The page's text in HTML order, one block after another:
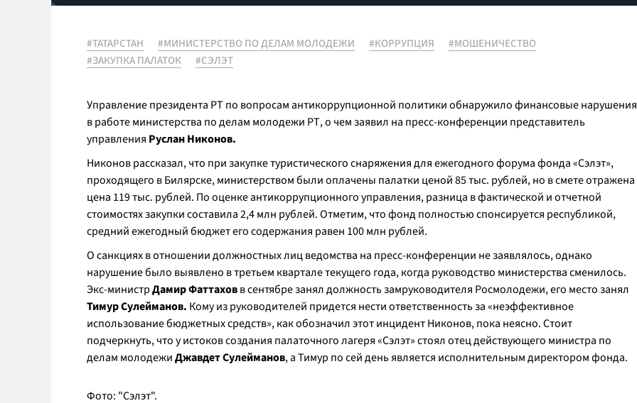
#ТАТАРСТАН #МИНИСТЕРСТВО ПО ДЕЛАМ МОЛОДЕЖИ #КОРРУПЦИЯ
#МОШЕНИЧЕСТВО
#ЗАКУПКА ПАЛАТОК
#СЭЛЭТ
Управление президента РТ по вопросам антикоррупционной политики обнаружило финансовые нарушения
в работе министерства по делам молодежи РТ, о чем заявил на пресс-конференции представитель
управления Руслан Никонов.
Никонов рассказал, что при закупке туристического снаряжения для ежегодного форума фонда «Сэлэт»,
проходящего в Билярске, министерством были оплачены палатки ценой 85 тыс. рублей, но в смете отражена
цена 119 тыс. рублей. По оценке антикоррупционного управления, разница в фактической и отчетной
стоимостях закупки составила 2,4 млн рублей. Отметим, что фонд полностью спонсируется республикой,
средний ежегодный бюджет его содержания равен 100 млн рублей.
О санкциях в отношении должностных лиц ведомства на пресс-конференции не заявлялось, однако
нарушение было выявлено в третьем квартале текущего года, когда руководство министерства сменилось.
Экс-министрДамир Фаттаховв сентябре занял должность замруководителя Росмолодежи, его место занял
Тимур Сулейманов. Кому из руководителей придется нести ответственность за «неэффективное
использование бюджетных средств», как обозначил этот инцидент Никонов, пока неясно. Стоит
подчеркнуть, что у истоков создания палаточного лагеря «Сэлэт» стоял отец действующего министра по
делам молодежиДжавдет Сулейманов, а Тимур по сей день является исполнительным директором фонда.
Фото: "Сэлэт".